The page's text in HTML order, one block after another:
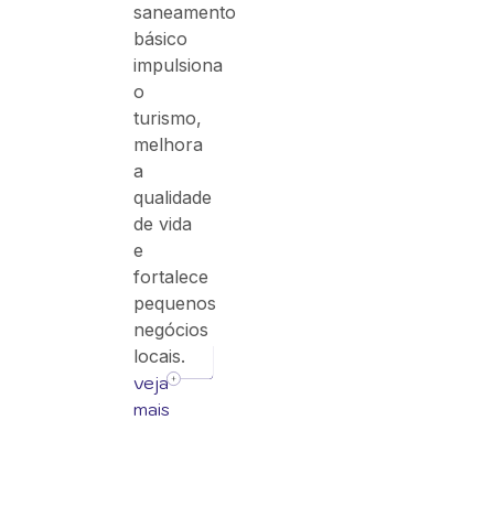
saneamento
básico
impulsiona
o
turismo,
melhora
a
qualidade
de vida
e
fortalece
pequenos
negócios
locais.
veja
mais